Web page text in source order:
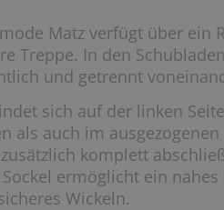
Matz verfügt über ein
Treppe. In den
und getrennt
sich auf der linken
als auch im
komplett
ermöglicht ein
Wickeln.